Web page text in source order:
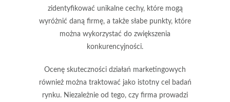
zidentyfikować unikalne cechy, które mogą
wyróżnić daną firmę, a także słabe punkty, które
można wykorzystać do zwiększenia
konkurencyjności.
Ocenę skuteczności działań marketingowych
również można traktować jako istotny cel badań
rynku. Niezależnie od tego, czy firma prowadzi